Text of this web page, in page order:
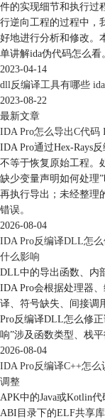
件的实现细节和执行过
行逆向工程的过程中，
好地进行分析和修改。
单讲解ida伪代码怎么看
2023-04-14
dll反编译工具有哪些
2023-08-22
最新文章
IDA Pro怎么导出C代码
IDA Pro通过Hex-Rays
不等于恢复原始工程。
缺少变量声明如何处理
再执行导出；未经整理
错误。
2026-08-04
IDA Pro反编译DLL怎
什么影响
DLL中的导出函数、内
IDA Pro会根据处理器
译、符号缺失、间接调
Pro反编译DLL怎么修
响”涉及函数类型、栈
2026-08-04
IDA Pro反编译C++怎
调整
APK中的Java或Kotlin
ABI目录下的ELF共享